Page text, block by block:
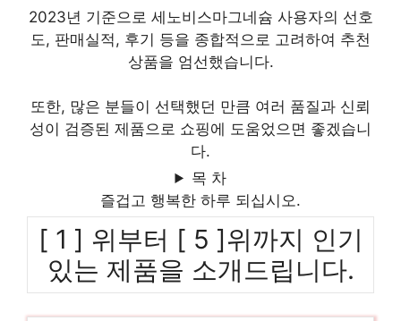
2023년 기준으로 세노비스마그네슘 사용자의 선호
도, 판매실적, 후기 등을 종합적으로 고려하여 추천
상품을 엄선했습니다.
또한, 많은 분들이 선택했던 만큼 여러 품질과 신뢰
성이 검증된 제품으로 쇼핑에 도움었으면 좋겠습니
다.
목 차
즐겁고 행복한 하루 되십시오.
[ 1 ] 위부터 [ 5 ]위까지 인기
있는 제품을 소개드립니다.